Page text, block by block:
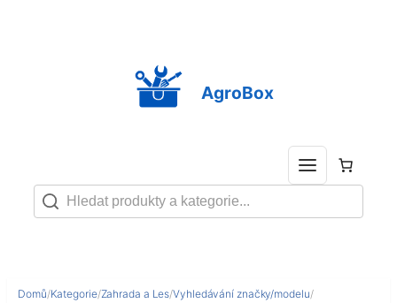
AgroBox
Domů/Kategorie/Zahrada a Les/Vyhledávání značky/modelu/